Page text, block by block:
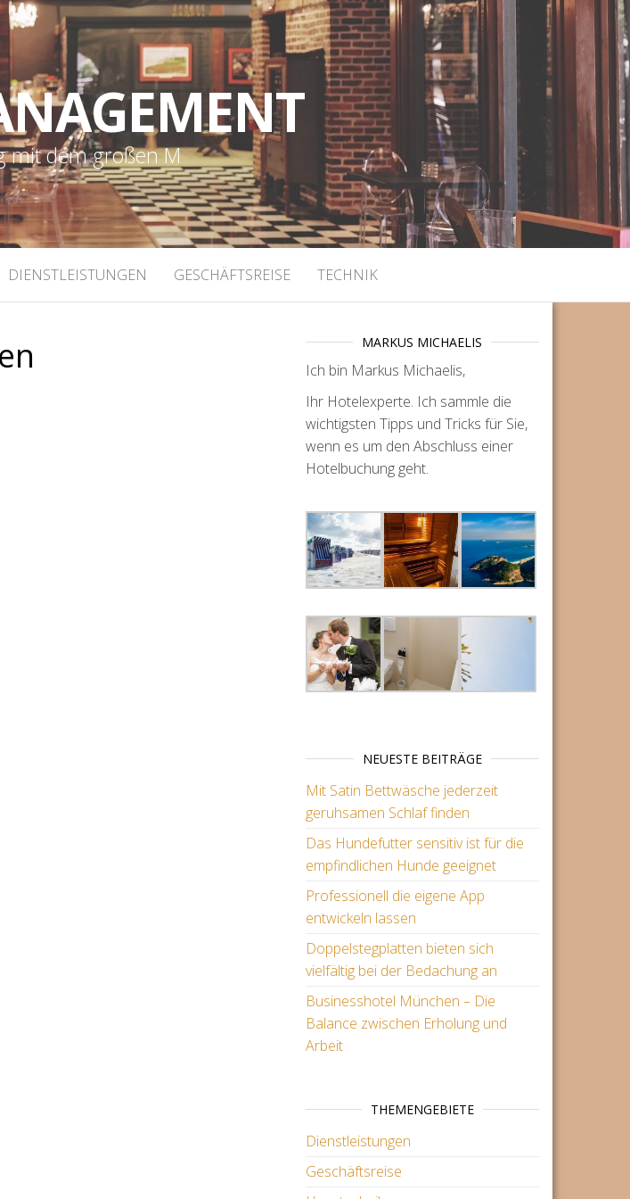
mit dem großen M
DIENSTLEISTUNGEN GESCHÄFTSREISE TECHNIK
MARKUS MICHAELIS
Ich bin Markus Michaelis,
Ihr Hotelexperte. Ich sammle die
wichtigsten Tipps und Tricks für Sie,
wenn es um den Abschluss einer
Hotelbuchung geht.
NEUESTE BEITRÄGE
Mit Satin Bettwäsche jederzeit
geruhsamen Schlaf finden
Das Hundefutter sensitiv ist für die
empfindlichen Hunde geeignet
Professionell die eigene App
entwickeln lassen
Doppelstegplatten bieten sich
vielfältig bei der Bedachung an
Businesshotel München – Die
Balance zwischen Erholung und
Arbeit
THEMENGEBIETE
Dienstleistungen
Geschäftsreise